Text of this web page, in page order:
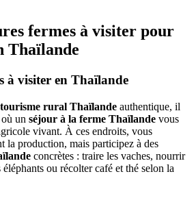
fermes à visiter pour
Thaïlande
à visiter en Thaïlande
tourisme rural Thaïlande authentique, il
un séjour à la ferme Thaïlande vous
vivant. À ces endroits, vous
la production, mais participez à des
concrètes : traire les vaches, nourrir
ou récolter café et thé selon la